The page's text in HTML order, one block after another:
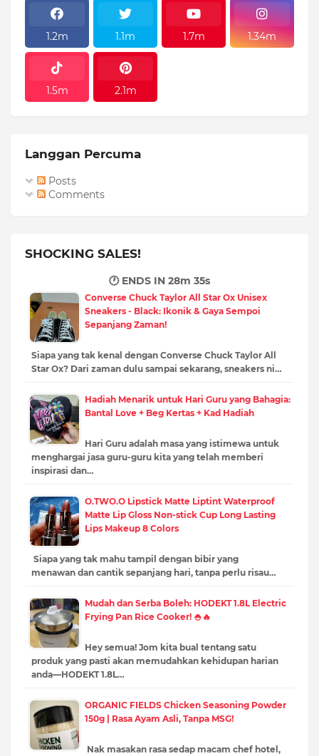
1.2m 1.1m 1.7m 1.34m
1.5m 2.1m
Langgan Percuma
Posts
Comments
SHOCKING SALES!
🕐 ENDS IN 28m 33s
Converse Chuck Taylor All Star Ox Unisex
Sneakers - Black: Ikonik & Gaya Sempoi
Sepanjang Zaman!
Siapa yang tak kenal dengan Converse Chuck Taylor All
Star Ox? Dari zaman dulu sampai sekarang, sneakers ni…
Hadiah Menarik untuk Hari Guru yang Bahagia:
Bantal Love + Beg Kertas + Kad Hadiah
Hari Guru adalah masa yang istimewa untuk
menghargai jasa guru-guru kita yang telah memberi
inspirasi dan…
O.TWO.O Lipstick Matte Liptint Waterproof
Matte Lip Gloss Non-stick Cup Long Lasting
Lips Makeup 8 Colors
Siapa yang tak mahu tampil dengan bibir yang
menawan dan cantik sepanjang hari, tanpa perlu risau…
Mudah dan Serba Boleh: HODEKT 1.8L Electric
Frying Pan Rice Cooker! 🍚🔥
Hey semua! Jom kita bual tentang satu
produk yang pasti akan memudahkan kehidupan harian
anda—HODEKT 1.8L…
ORGANIC FIELDS Chicken Seasoning Powder
150g | Rasa Ayam Asli, Tanpa MSG!
Nak masakan rasa sedap macam chef hotel,